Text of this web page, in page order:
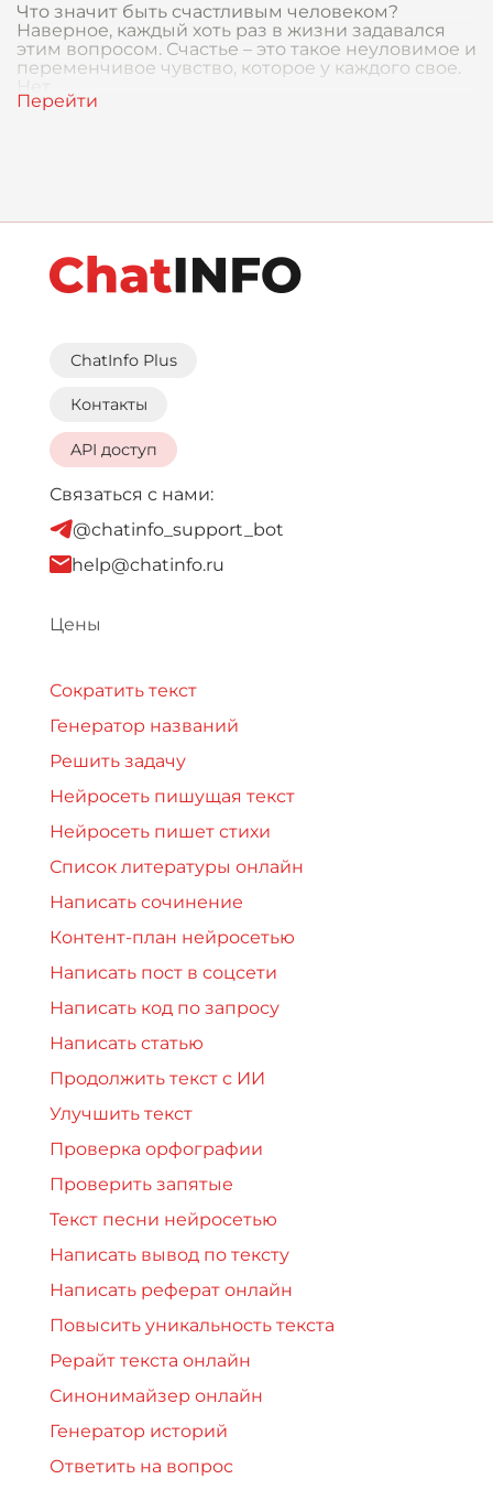
Что значит быть счастливым человеком?
Наверное, каждый хоть раз в жизни задавался
этим вопросом. Счастье – это такое неуловимое и
переменчивое чувство, которое у каждого свое.
Нет
ChatInfo Plus
Контакты
API доступ
Связаться с нами:
@chatinfo_support_bot
help@chatinfo.ru
Цены
Сократить текст
Генератор названий
Решить задачу
Нейросеть пишущая текст
Нейросеть пишет стихи
Список литературы онлайн
Написать сочинение
Контент-план нейросетью
Написать пост в соцсети
Написать код по запросу
Написать статью
Продолжить текст с ИИ
Улучшить текст
Проверка орфографии
Проверить запятые
Текст песни нейросетью
Написать вывод по тексту
Написать реферат онлайн
Повысить уникальность текста
Рерайт текста онлайн
Синонимайзер онлайн
Генератор историй
Ответить на вопрос